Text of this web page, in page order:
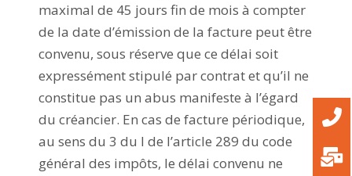
maximal de 45 jours fin de mois à compter
de la date d’émission de la facture peut être
convenu, sous réserve que ce délai soit
expressément stipulé par contrat et qu’il ne
constitue pas un abus manifeste à l’égard
du créancier. En cas de facture périodique,
au sens du 3 du I de l’article 289 du code
général des impôts, le délai convenu ne